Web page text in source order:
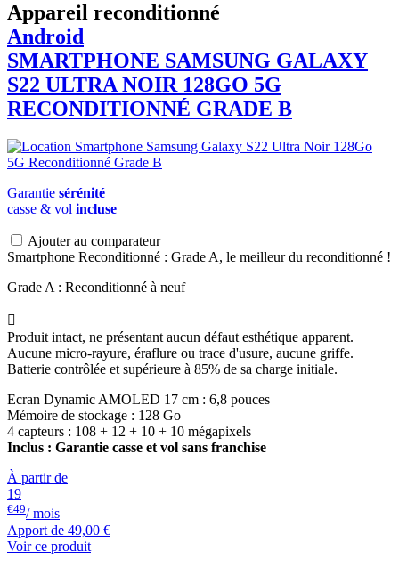
Appareil reconditionné
Android
SMARTPHONE SAMSUNG GALAXY
S22 ULTRA NOIR 128GO 5G
RECONDITIONNÉ GRADE B
Garantie sérénité
casse & vol incluse
Ajouter au comparateur
Smartphone Reconditionné : Grade A, le meilleur du reconditionné !
Grade A : Reconditionné à neuf

Produit intact, ne présentant aucun défaut esthétique apparent.
Aucune micro-rayure, éraflure ou trace d'usure, aucune griffe.
Batterie contrôlée et supérieure à 85% de sa charge initiale.
Ecran Dynamic AMOLED 17 cm : 6,8 pouces
Mémoire de stockage : 128 Go
4 capteurs : 108 + 12 + 10 + 10 mégapixels
Inclus : Garantie casse et vol sans franchise
À partir de
19
€49/ mois
Apport de 49,00 €
Voir ce produit